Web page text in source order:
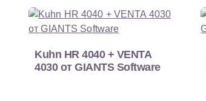
Kuhn HR 4040 + VENTA
4030 от GIANTS Software